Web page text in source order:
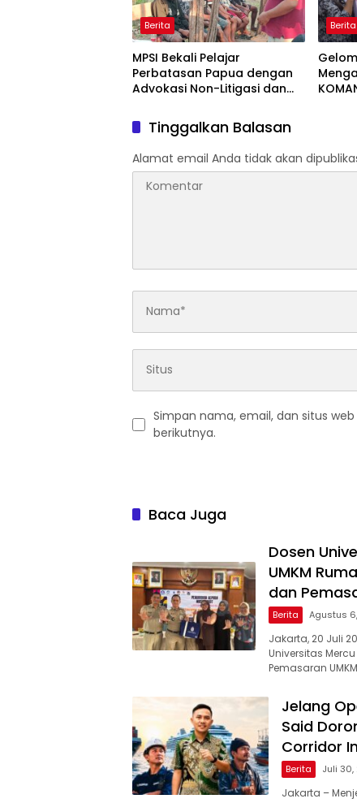
Berita
MPSI Bekali Pelajar
Perbatasan Papua dengan
Advokasi Non-Litigasi dan
Berita
Tinggalkan Balasan
Alamat email Anda tidak akan
Simpan nama, email, dan situs
berikutnya.
Baca Juga
Dosen
UMKM
dan
Berita Agustus
Jakarta, 20 Juli
Universitas
Pemasaran
Jelang
Said
Corridor
Berita Juli
Jakarta –